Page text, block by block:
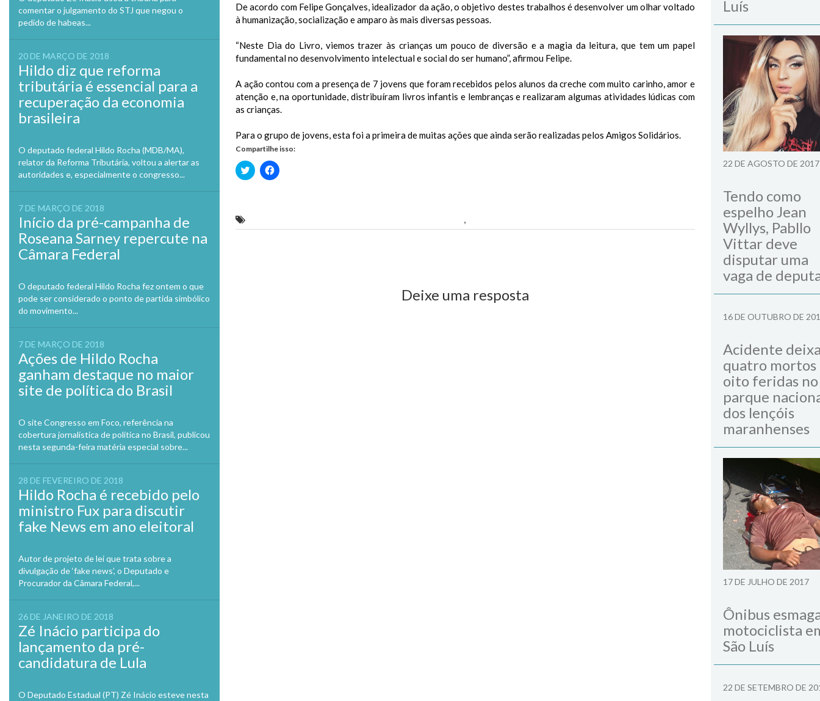
comentar o julgamento do STJ que negou o
pedido de habeas...
20 DE MARÇO DE 2018
Hildo diz que reforma
tributária é essencial para a
recuperação da economia
brasileira
O deputado federal Hildo Rocha (MDB/MA),
relator da Reforma Tributária, voltou a alertar as
autoridades e, especialmente o congresso...
7 DE MARÇO DE 2018
Início da pré-campanha de
Roseana Sarney repercute na
Câmara Federal
O deputado federal Hildo Rocha fez ontem o que
pode ser considerado o ponto de partida simbólico
do movimento...
7 DE MARÇO DE 2018
Ações de Hildo Rocha
ganham destaque no maior
site de política do Brasil
O site Congresso em Foco, referência na
cobertura jornalística de política no Brasil, publicou
nesta segunda-feira matéria especial sobre...
28 DE FEVEREIRO DE 2018
Hildo Rocha é recebido pelo
ministro Fux para discutir
fake News em ano eleitoral
Autor de projeto de lei que trata sobre a
divulgação de ‘fake news’, o Deputado e
Procurador da Câmara Federal,...
26 DE JANEIRO DE 2018
Zé Inácio participa do
lançamento da pré-
candidatura de Lula
O Deputado Estadual (PT) Zé Inácio esteve nesta
De acordo com Felipe Gonçalves, idealizador da ação, o objetivo destes trabalhos é desenvolver um olhar voltado
à humanização, socialização e amparo às mais diversas pessoas.
“Neste Dia do Livro, viemos trazer às crianças um pouco de diversão e a magia da leitura, que tem um papel
fundamental no desenvolvimento intelectual e social do ser humano”, afirmou Felipe.
A ação contou com a presença de 7 jovens que foram recebidos pelos alunos da creche com muito carinho, amor e
atenção e, na oportunidade, distribuíram livros infantis e lembranças e realizaram algumas atividades lúdicas com
as crianças.
Para o grupo de jovens, esta foi a primeira de muitas ações que ainda serão realizadas pelos Amigos Solidários.
Compartilhe isso:
Clique
para
Clique
para
,
Deixe uma resposta
Luís
22 DE AGOSTO DE 2017
Tendo como
espelho Jean
Wyllys, Pabllo
Vittar deve
disputar uma
vaga de
16 DE OUTUBRO DE
Acidente
quatro mortos
oito feridas no
parque
dos lençóis
maranhenses
17 DE JULHO DE 2017
Ônibus
motociclista
São Luís
22 DE SETEMBRO DE